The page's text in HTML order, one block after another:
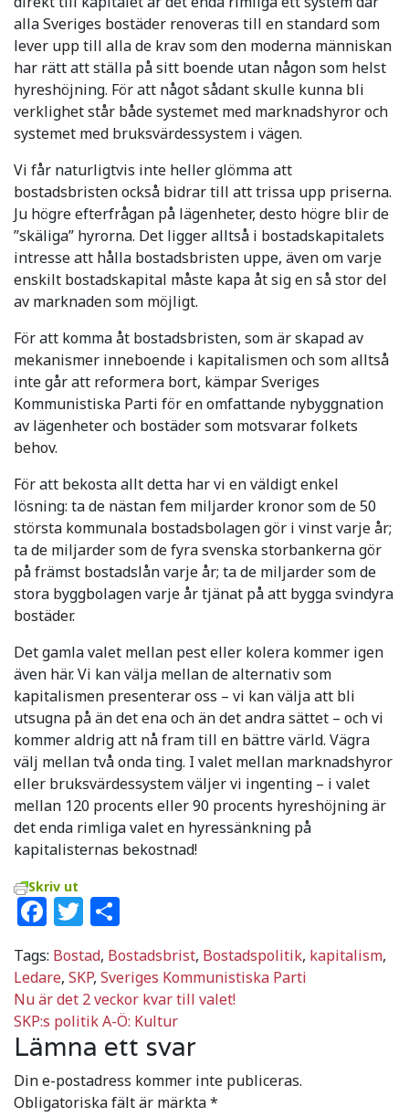
alla Sveriges bostäder renoveras till en standard som
lever upp till alla de krav som den moderna människan
har rätt att ställa på sitt boende utan någon som helst
hyreshöjning. För att något sådant skulle kunna bli
verklighet står både systemet med marknadshyror och
systemet med bruksvärdessystem i vägen.
Vi får naturligtvis inte heller glömma att
bostadsbristen också bidrar till att trissa upp priserna.
Ju högre efterfrågan på lägenheter, desto högre blir de
”skäliga” hyrorna. Det ligger alltså i bostadskapitalets
intresse att hålla bostadsbristen uppe, även om varje
enskilt bostadskapital måste kapa åt sig en så stor del
av marknaden som möjligt.
För att komma åt bostadsbristen, som är skapad av
mekanismer inneboende i kapitalismen och som alltså
inte går att reformera bort, kämpar Sveriges
Kommunistiska Parti för en omfattande nybyggnation
av lägenheter och bostäder som motsvarar folkets
behov.
För att bekosta allt detta har vi en väldigt enkel
lösning: ta de nästan fem miljarder kronor som de 50
största kommunala bostadsbolagen gör i vinst varje år;
ta de miljarder som de fyra svenska storbankerna gör
på främst bostadslån varje år; ta de miljarder som de
stora byggbolagen varje år tjänat på att bygga svindyra
bostäder.
Det gamla valet mellan pest eller kolera kommer igen
även här. Vi kan välja mellan de alternativ som
kapitalismen presenterar oss – vi kan välja att bli
utsugna på än det ena och än det andra sättet – och vi
kommer aldrig att nå fram till en bättre värld. Vägra
välj mellan två onda ting. I valet mellan marknadshyror
eller bruksvärdessystem väljer vi ingenting – i valet
mellan 120 procents eller 90 procents hyreshöjning är
det enda rimliga valet en hyressänkning på
kapitalisternas bekostnad!
Skriv ut
Facebook
Twitter
Tags: Bostad, Bostadsbrist, Bostadspolitik, kapitalism,
Ledare, SKP, Sveriges Kommunistiska Parti
Inläggsnavigering
Nu är det 2 veckor kvar till valet!
SKP:s politik A-Ö: Kultur
Lämna ett svar
Din e-postadress kommer inte publiceras.
Obligatoriska fält är märkta*